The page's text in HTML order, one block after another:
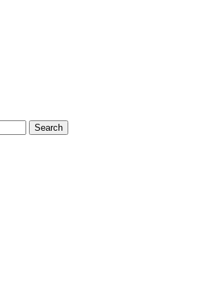
Search